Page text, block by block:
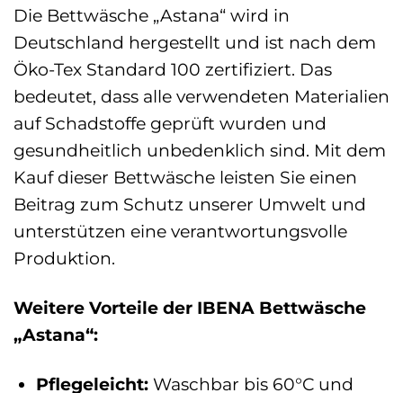
Die Bettwäsche „Astana“ wird in
Deutschland hergestellt und ist nach dem
Öko-Tex Standard 100 zertifiziert. Das
bedeutet, dass alle verwendeten Materialien
auf Schadstoffe geprüft wurden und
gesundheitlich unbedenklich sind. Mit dem
Kauf dieser Bettwäsche leisten Sie einen
Beitrag zum Schutz unserer Umwelt und
unterstützen eine verantwortungsvolle
Produktion.
Weitere Vorteile der IBENA Bettwäsche
„Astana“:
Pflegeleicht: Waschbar bis 60°C und